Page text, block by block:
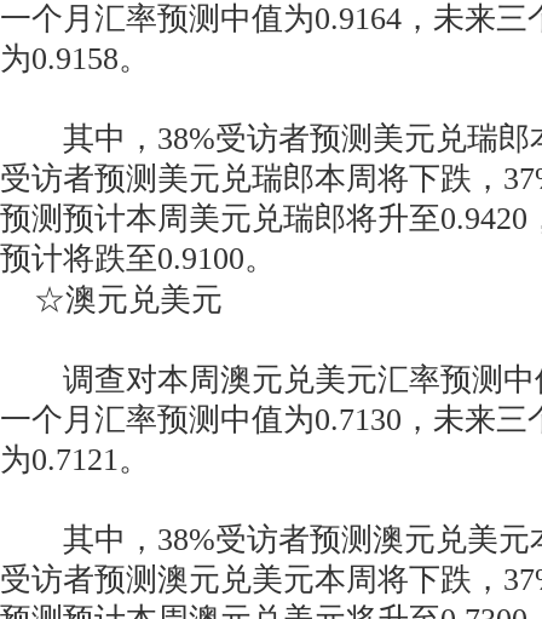
一个月汇率预测中值为0.9164，未来
为0.9158。
其中，38%受访者预测美元兑瑞郎
受访者预测美元兑瑞郎本周将下跌，
预测预计本周美元兑瑞郎将升至
预计将跌至0.9100。
☆澳元兑美元
调查对本周澳元兑美元汇率预测中
一个月汇率预测中值为0.7130，未来
为0.7121。
其中，38%受访者预测澳元兑美元
受访者预测澳元兑美元本周将下跌，